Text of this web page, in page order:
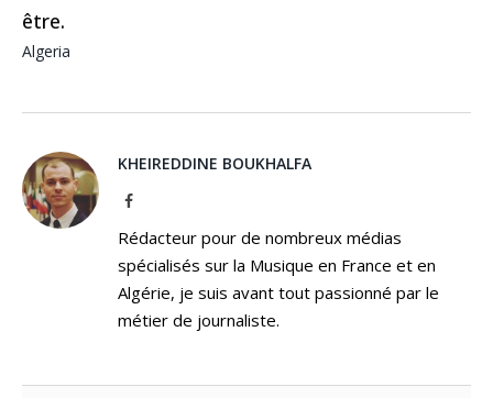
être.
Algeria
KHEIREDDINE BOUKHALFA
Facebook
Rédacteur pour de nombreux médias
spécialisés sur la Musique en France et en
Algérie, je suis avant tout passionné par le
métier de journaliste.